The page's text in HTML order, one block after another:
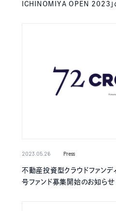
ICHINOMIYA OPEN 2023」
2023.05.26 Press
不動産投資型クラウドファンデ
号ファンド募集開始のお知らせ